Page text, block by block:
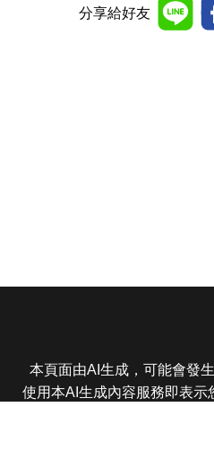
分享給好友
本頁面由AI生成，可能會發
使用本AI生成內容服務即表示